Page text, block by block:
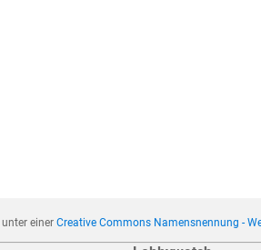
unter einerCreative Commons Namensnennung -